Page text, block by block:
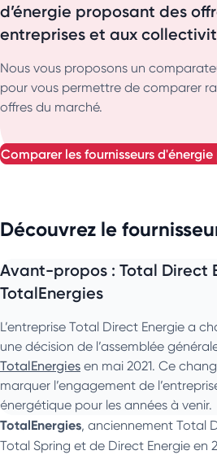
d’énergie proposant des
entreprises et aux
Nous vous proposons un
pour vous permettre de comparer
offres du marché.
comparer les fournisseurs d'énergie
Découvrez le
Avant-propos : Total Direct
TotalEnergies
L’entreprise Total Direct Energie a
une décision de l’assemblée
TotalEnergies en mai 2021. Ce
marquer l’engagement de
énergétique pour les années à venir.
TotalEnergies, anciennement Total
Total Spring et de Direct Energie en